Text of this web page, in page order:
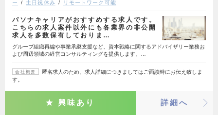
ー
土日祝休み リモートワーク可能
パソナキャリアがおすすめする求人です。
こちらの求人案件以外にも各業界の非公開
求人を多数保有しておりま…
グループ組織再編や事業承継支援など、資本戦略に関するアドバイザリー業務お
よび周辺領域の経営コンサルティングを提供します。…
会社概要
匿名求人のため、求人詳細につきましてはご面談時にお伝え致しま
す。
興味あり 詳細へ